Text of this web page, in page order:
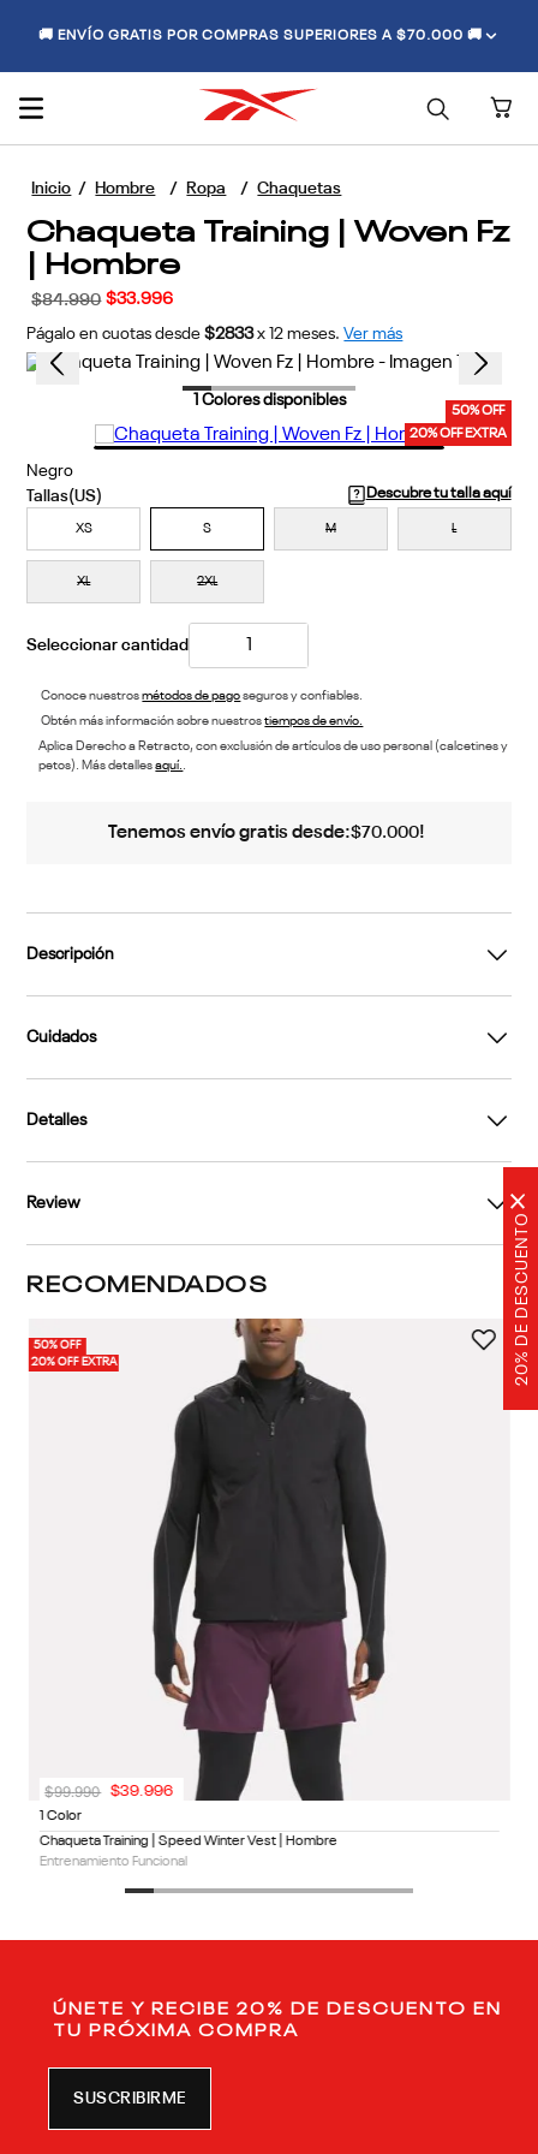
20% DE DESCUENTO
×
🚚 ENVÍO GRATIS POR COMPRAS SUPERIORES A $70.000 🚚
Hombre Ropa Chaquetas
Chaqueta Training | Woven Fz
| Hombre
$84.990 $33.996
Págalo en cuotas desde $2833 x 12 meses. Ver más
50% OFF
20% OFF EXTRA
Colores disponibles
Negro
Descubre tu talla aquí
XS S M L
XL 2XL
Conoce nuestrosmétodos de pagoseguros y confiables.
Obtén más información sobre nuestrostiempos de envío.
Aplica Derecho a Retracto, con exclusión de artículos de uso personal (calcetines y
petos). Más detallesaquí..
Tenemos envío gratis desde:$70.000!
Descripción
Cuidados
Detalles
Review
RECOMENDADOS
50% OFF
20% OFF EXTRA
1 Color
Chaqueta Training | Speed Winter Vest | Hombre
Entrenamiento Funcional
$99.990 $39.996
ÚNETE Y RECIBE 20% DE DESCUENTO EN
TU PRÓXIMA COMPRA
SUSCRIBIRME